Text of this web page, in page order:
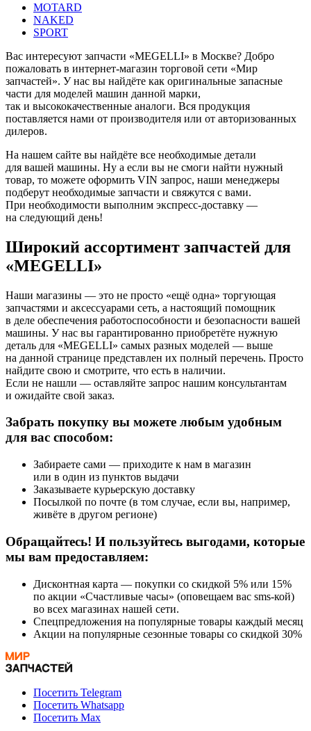
MOTARD
NAKED
SPORT
Вас интересуют запчасти «MEGELLI» в Москве? Добро
пожаловать в интернет-магазин торговой сети «Мир
запчастей». У нас вы найдёте как оригинальные запасные
части для моделей машин данной марки,
так и высококачественные аналоги. Вся продукция
поставляется нами от производителя или от авторизованных
дилеров.
На нашем сайте вы найдёте все необходимые детали
для вашей машины. Ну а если вы не смоги найти нужный
товар, то можете оформить VIN запрос, наши менеджеры
подберут необходимые запчасти и свяжутся с вами.
При необходимости выполним экспресс-доставку —
на следующий день!
Широкий ассортимент запчастей для
«MEGELLI»
Наши магазины — это не просто «ещё одна» торгующая
запчастями и аксессуарами сеть, а настоящий помощник
в деле обеспечения работоспособности и безопасности вашей
машины. У нас вы гарантированно приобретёте нужную
деталь для «MEGELLI» самых разных моделей — выше
на данной странице представлен их полный перечень. Просто
найдите свою и смотрите, что есть в наличии.
Если не нашли — оставляйте запрос нашим консультантам
и ожидайте свой заказ.
Забрать покупку вы можете любым удобным
для вас способом:
Забираете сами — приходите к нам в магазин
или в один из пунктов выдачи
Заказываете курьерскую доставку
Посылкой по почте (в том случае, если вы, например,
живёте в другом регионе)
Обращайтесь! И пользуйтесь выгодами, которые
мы вам предоставляем:
Дисконтная карта — покупки со скидкой 5% или 15%
по акции «Счастливые часы» (оповещаем вас sms-кой)
во всех магазинах нашей сети.
Спецпредложения на популярные товары каждый месяц
Акции на популярные сезонные товары со скидкой 30%
Посетить Telegram
Посетить Whatsapp
Посетить Max